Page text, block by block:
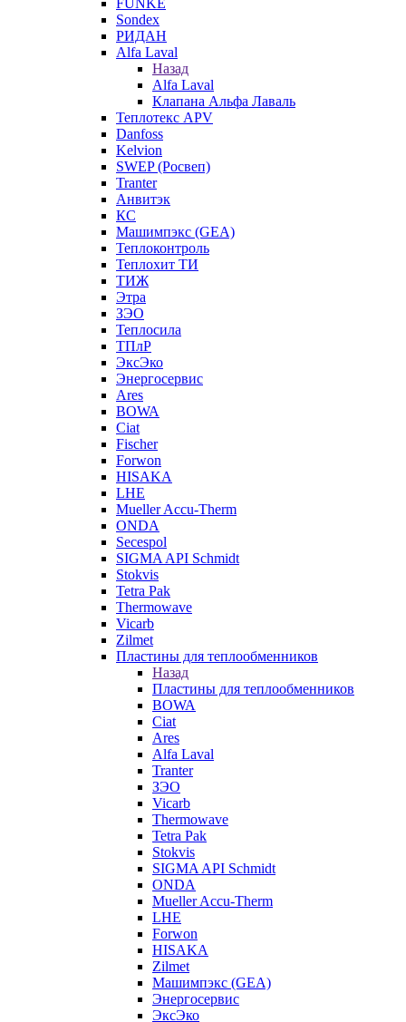
FUNKE
Sondex
РИДАН
Alfa Laval
Назад
Alfa Laval
Клапана Альфа Лаваль
Теплотекс APV
Danfoss
Kelvion
SWEP (Росвеп)
Tranter
Анвитэк
КС
Машимпэкс (GEA)
Теплоконтроль
Теплохит ТИ
ТИЖ
Этра
ЗЭО
Теплосила
ТПлР
ЭксЭко
Энергосервис
Ares
BOWA
Ciat
Fischer
Forwon
HISAKA
LHE
Mueller Accu-Therm
ONDA
Secespol
SIGMA API Schmidt
Stokvis
Tetra Pak
Thermowave
Vicarb
Zilmet
Пластины для теплообменников
Назад
Пластины для теплообменников
BOWA
Ciat
Ares
Alfa Laval
Tranter
ЗЭО
Vicarb
Thermowave
Tetra Pak
Stokvis
SIGMA API Schmidt
ONDA
Mueller Accu-Therm
LHE
Forwon
HISAKA
Zilmet
Машимпэкс (GEA)
Энергосервис
ЭксЭко